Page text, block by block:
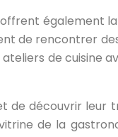
également
de rencontrer
de cuisine
de découvrir leur
de la